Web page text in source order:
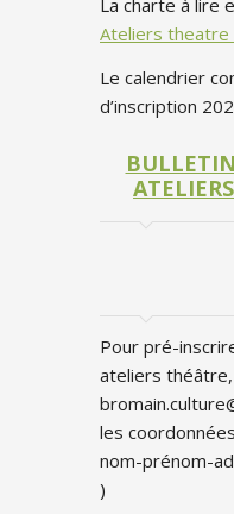
Ateliers theatre
Le calendrier
d’inscription
Pour pré-
ateliers théâtre,
les
nom-prénom-
)